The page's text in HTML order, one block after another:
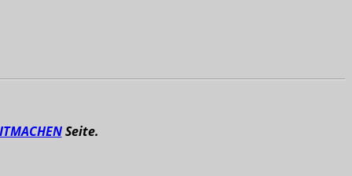
Seite.